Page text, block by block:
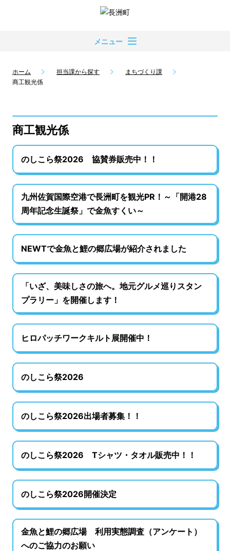
メニュー
ホーム 担当課から探す
まちづくり課
商工観光係
商工観光係
のしこら祭2026 協賛券販売中！！
九州佐賀国際空港で長洲町を観光PR！～「開港28
周年記念生誕祭」で金魚すくい～
NEWTで金魚と鯉の郷広場が紹介されました
「いざ、美味しさの旅へ。地元グルメ巡りスタン
プラリー」を開催します！
ヒロパッチワークキルト展開催中！
のしこら祭2026
のしこら祭2026出場者募集！！
のしこら祭2026 Tシャツ・タオル販売中！！
のしこら祭2026開催決定
金魚と鯉の郷広場 利用実態調査（アンケート）
へのご協力のお願い